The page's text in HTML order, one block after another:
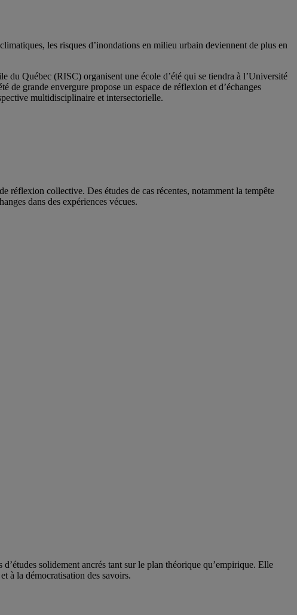
les risques d’inondations en milieu urbain deviennent de plus en
Québec (RISC) organisent une école d’été qui se tiendra à l’Université
de grande envergure propose un espace de réflexion et d’échanges
multidisciplinaire et intersectorielle.
réflexion collective. Des études de cas récentes, notamment la tempête
dans des expériences vécues.
solidement ancrés tant sur le plan théorique qu’empirique. Elle
à la démocratisation des savoirs.